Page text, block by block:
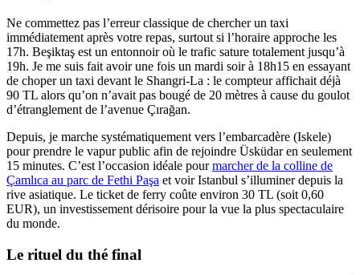
Ne commettez pas l’erreur classique de chercher un taxi
immédiatement après votre repas, surtout si l’horaire approche les
17h. Beşiktaş est un entonnoir où le trafic sature totalement jusqu’à
19h. Je me suis fait avoir une fois un mardi soir à 18h15 en essayant
de choper un taxi devant le Shangri-La : le compteur affichait déjà
90 TL alors qu’on n’avait pas bougé de 20 mètres à cause du goulot
d’étranglement de l’avenue Çırağan.
Depuis, je marche systématiquement vers l’embarcadère (Iskele)
pour prendre le vapur public afin de rejoindre Üsküdar en seulement
15 minutes. C’est l’occasion idéale pourmarcher de la colline de
Çamlıca au parc de Fethi Paşa et voir Istanbul s’illuminer depuis la
rive asiatique. Le ticket de ferry coûte environ 30 TL (soit 0,60
EUR), un investissement dérisoire pour la vue la plus spectaculaire
du monde.
Le rituel du thé final